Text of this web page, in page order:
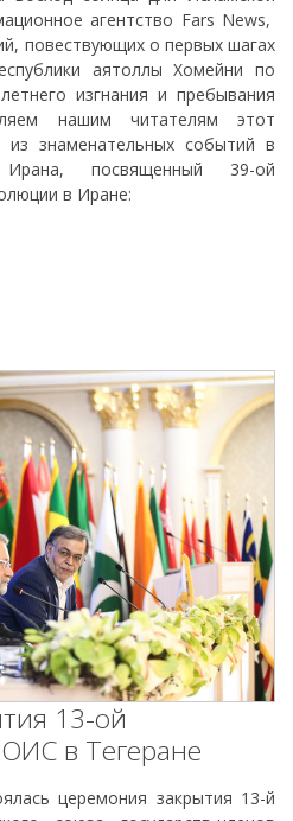
агентство Fars News,
повествующих о первых шагах
аятоллы Хомейни по
изгнания и пребывания
нашим читателям этот
знаменательных событий в
посвященный 39-ой
в Иране:
13-ой
в Тегеране
церемония закрытия 13-й